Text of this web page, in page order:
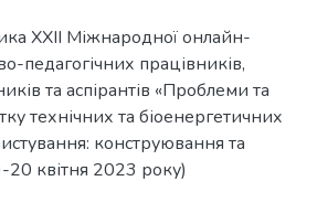
ХXІI Міжнародної онлайн-
педагогічних працівників,
та аспірантів «Проблеми та
технічних та біоенергетичних
конструювання та
квітня 2023 року)